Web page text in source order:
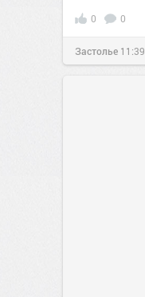
0 0
Застолье 11:39